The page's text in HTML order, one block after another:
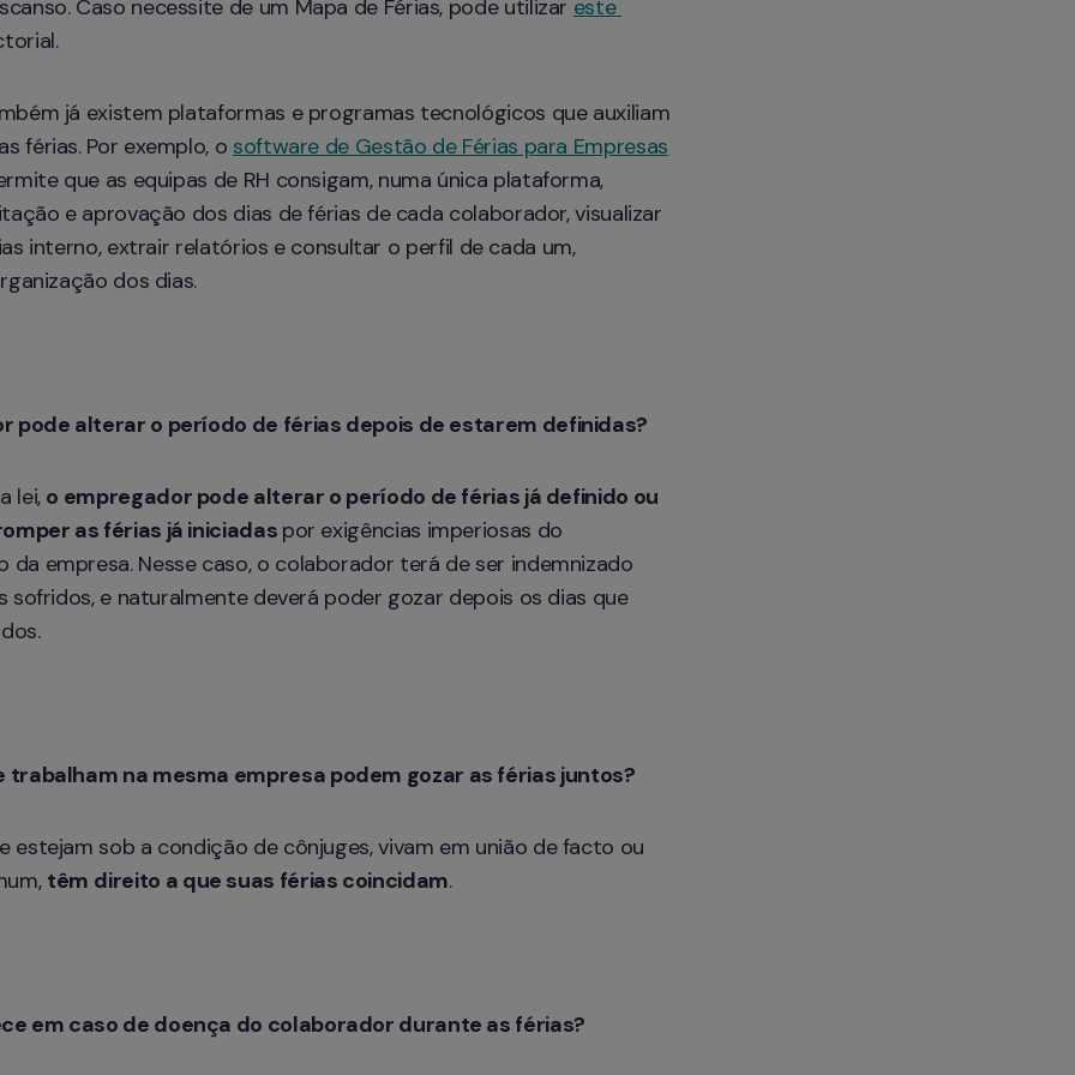
Caso necessite de um Mapa de Férias, pode utilizar este
já existem plataformas e programas tecnológicos que auxiliam
férias. Por exemplo, o software de Gestão de Férias para Empresas
que as equipas de RH consigam, numa única plataforma,
e aprovação dos dias de férias de cada colaborador, visualizar
interno, extrair relatórios e consultar o perfil de cada um,
dos dias.
pode alterar o período de férias depois de estarem definidas?
lei, o empregador pode alterar o período de férias já definido ou
as férias já iniciadas por exigências imperiosas do
da empresa. Nesse caso, o colaborador terá de ser indemnizado
sofridos, e naturalmente deverá poder gozar depois os dias que
trabalham na mesma empresa podem gozar as férias juntos?
estejam sob a condição de cônjuges, vivam em união de facto ou
têm direito a que suas férias coincidam.
em caso de doença do colaborador durante as férias?